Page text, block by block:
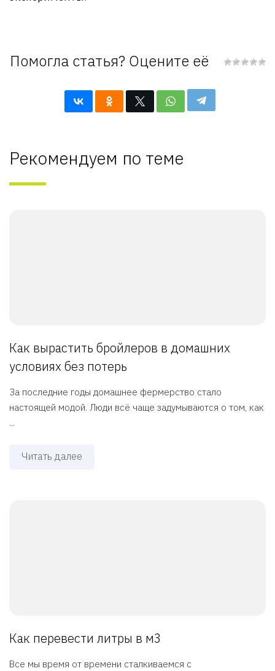
Помогла статья? Оцените её
Рекомендуем по теме
Как вырастить бройлеров в домашних
условиях без потерь
За последние годы домашнее фермерство стало
настоящей модой. Люди всё чаще задумываются о том, как
...
Читать далее
Как перевести литры в м3
Все мы время от времени сталкиваемся с